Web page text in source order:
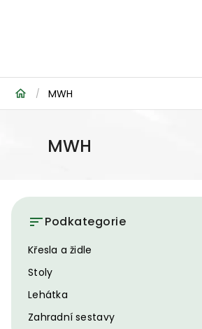
/ MWH
MWH
Podkategorie
Křesla a židle
Stoly
Lehátka
Zahradní sestavy